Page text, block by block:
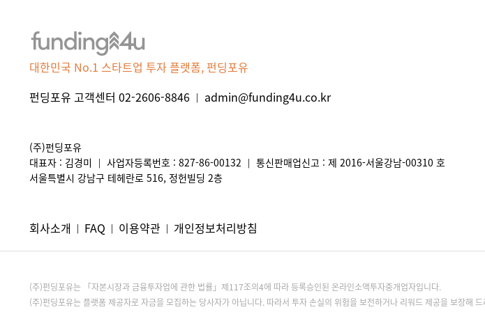
대한민국 No.1 스타트업 투자 플랫폼, 펀딩포유
펀딩포유 고객센터 02-2606-8846 | admin@funding4u.co.kr
(주)펀딩포유
대표자 : 김경미
| 사업자등록번호 : 827-86-00132 | 통신판매업신고 : 제 2016-서울강남-00310 호
서울특별시 강남구 테헤란로 516, 정헌빌딩 2층
회사소개 | FAQ | 이용약관 | 개인정보처리방침
(주)펀딩포유는 「자본시장과 금융투자업에 관한 법률」제117조의4에 따라 등록승인된 온라인소액투자중개업자입니다.
(주)펀딩포유는 플랫폼 제공자로 자금을 모집하는 당사자가 아닙니다. 따라서 투자 손실의 위험을 보전하거나 리워드 제공을 보장해